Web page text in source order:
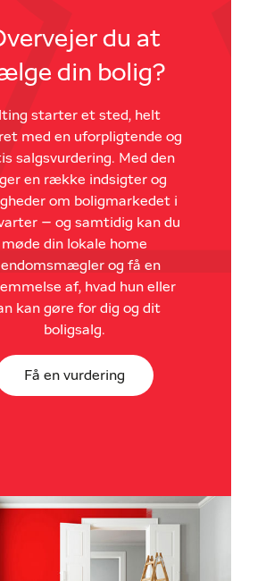
du at
din bolig?
starter et sted, helt
med en uforpligtende og
salgsvurdering. Med den
en række indsigter og
om boligmarkedet i
– og samtidig kan du
møde din lokale home
og få en
af, hvad hun eller
kan gøre for dig og dit
boligsalg.
Få en vurdering